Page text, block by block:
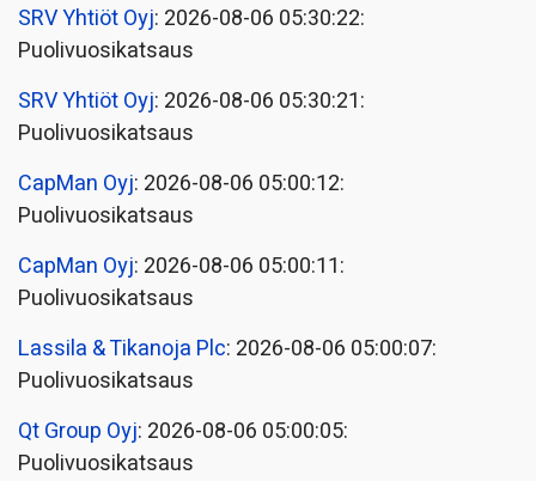
SRV Yhtiöt Oyj: 2026-08-06 05:30:22:
Puolivuosikatsaus
SRV Yhtiöt Oyj: 2026-08-06 05:30:21:
Puolivuosikatsaus
CapMan Oyj: 2026-08-06 05:00:12:
Puolivuosikatsaus
CapMan Oyj: 2026-08-06 05:00:11:
Puolivuosikatsaus
Lassila & Tikanoja Plc: 2026-08-06 05:00:07:
Puolivuosikatsaus
Qt Group Oyj: 2026-08-06 05:00:05:
Puolivuosikatsaus